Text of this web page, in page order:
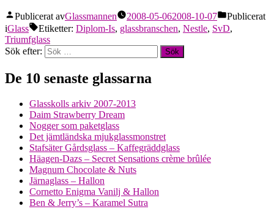
Publicerat avGlassmannen 2008-05-062008-10-07
Publicerat
iGlass Etiketter: Diplom-Is, glassbranschen, Nestle, SvD,
Triumfglass
Sök efter:
De 10 senaste glassarna
Glasskolls arkiv 2007-2013
Daim Strawberry Dream
Nogger som paketglass
Det jämtländska mjukglassmonstret
Stafsäter Gårdsglass – Kaffegräddglass
Häagen-Dazs – Secret Sensations crème brûlée
Magnum Chocolate & Nuts
Järnaglass – Hallon
Cornetto Enigma Vanilj & Hallon
Ben & Jerry’s – Karamel Sutra